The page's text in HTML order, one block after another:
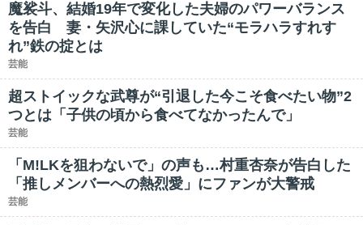
魔裟斗、結婚19年で変化した夫婦のパワーバランス
を告白 妻・矢沢心に課していた“モラハラすれす
れ”鉄の掟とは
芸能
超ストイックな武尊が“引退した今こそ食べたい物”2
つとは「子供の頃から食べてなかったんで」
芸能
「M!LKを狙わないで」の声も…村重杏奈が告白した
「推しメンバーへの熱烈愛」にファンが大警戒
芸能